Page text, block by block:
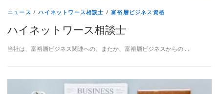
ニュース /ハイネットワース相談士 /富裕層ビジネス資格
ハイネットワース相談士
当社は、富裕層ビジネス関連への、またか、富裕層ビジネスからの …